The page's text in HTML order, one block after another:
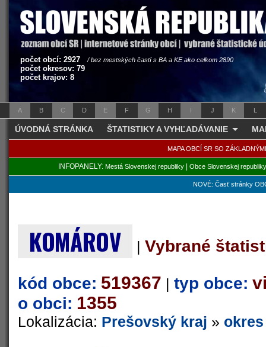
počet obcí: 2927 / bez mestských častí s BA a KE ako celkom 2890
počet okresov: 79
počet krajov: 8
A B C D E F G H I J K L
ÚVODNÁ STRÁNKA ŠTATISTIKY A VYHĽADÁVANIE
MAPA OBCÍ SR SO
INFOPANELY: Mestá Slovenskej republiky| Obce Slovenskej republiky
NOVÉ: Časť stránky
KOMÁROV | Vybrané
kód obce: 519367 | typ obce:
o obci: 1355
Lokalizácia: Prešovský kraj »